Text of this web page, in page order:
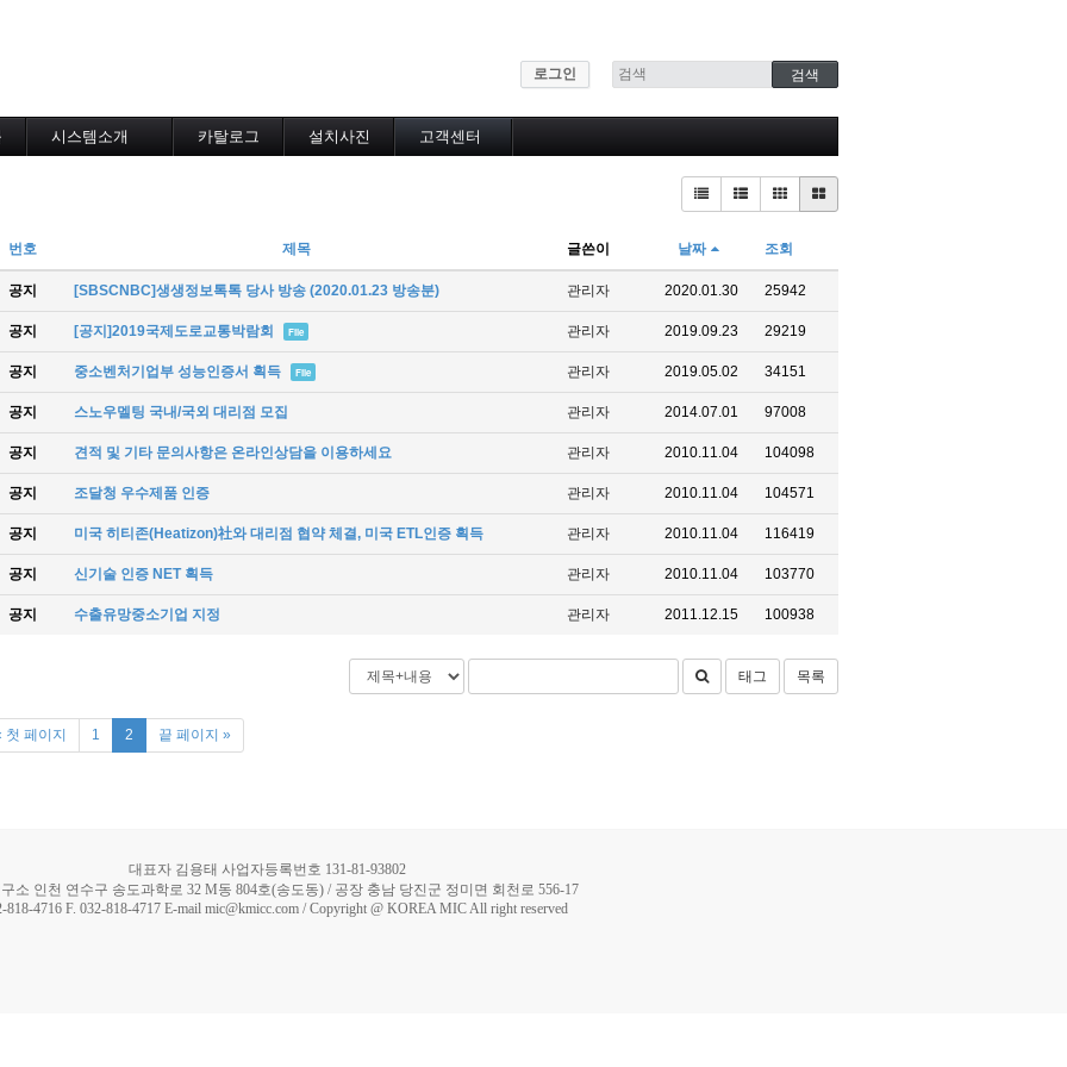
로그인
시스템소개
산업용히터
부속자재
카탈로그 설치사진 고객센터
번호 제목 글쓴이 날짜 조회
공지 [SBSCNBC]생생정보톡톡 당사 방송 (2020.01.23 방송분) 관리자 2020.01.30 25942
공지 [공지]2019국제도로교통박람회 File 관리자 2019.09.23 29219
공지 중소벤처기업부 성능인증서 획득 File 관리자 2019.05.02 34151
공지 스노우멜팅 국내/국외 대리점 모집 관리자 2014.07.01 97008
공지 견적 및 기타 문의사항은 온라인상담을 이용하세요 관리자 2010.11.04 104098
공지 조달청 우수제품 인증 관리자 2010.11.04 104571
공지 미국 히티존(Heatizon)社와 대리점 협약 체결, 미국 ETL인증 획득 관리자 2010.11.04 116419
공지 신기술 인증 NET 획득 관리자 2010.11.04 103770
공지 수출유망중소기업 지정 관리자 2011.12.15 100938
태그 목록
첫 페이지 1 2 끝 페이지 »
대표자 김용태 사업자등록번호 131-81-93802
소 인천 연수구 송도과학로 32 M동 804호(송도동) / 공장 충남 당진군 정미면 회천로 556-17
818-4716 F. 032-818-4717 E-mail mic@kmicc.com / Copyright @ KOREA MIC All right reserved